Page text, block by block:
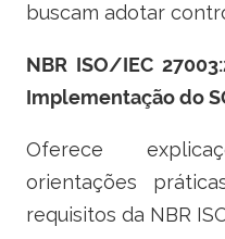
buscam adotar
NBR ISO/IEC
Implementação do
Oferece
orientações
requisitos da NBR